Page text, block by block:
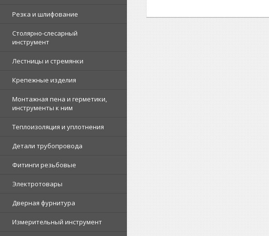
Резка и шлифование
Столярно-слесарный
инструмент
Лестницы и стремянки
Крепежные изделия
Монтажная пена и герметики,
инструменты к ним
Теплоизоляция и уплотнения
Детали трубопровода
Фитинги резьбовые
Электротовары
Дверная фурнитура
Измерительный инструмент